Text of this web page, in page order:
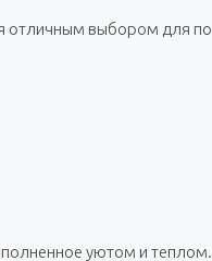
отличным выбором для
уютом и